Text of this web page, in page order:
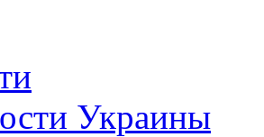
Украины